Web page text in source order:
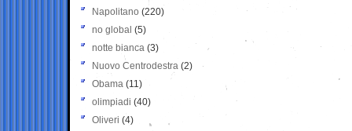
Napolitano (220)
no global (5)
notte bianca (3)
Nuovo Centrodestra (2)
Obama (11)
olimpiadi (40)
Oliveri (4)